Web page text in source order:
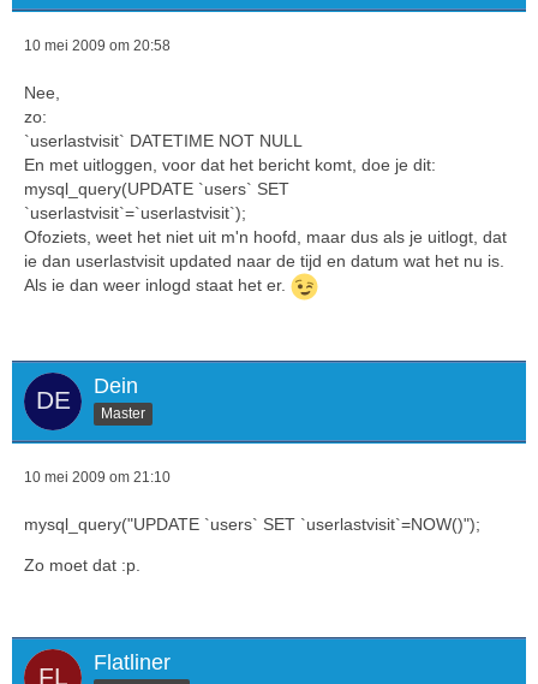
10 mei 2009 om 20:58
Nee,
zo:
`userlastvisit` DATETIME NOT NULL
En met uitloggen, voor dat het bericht komt, doe je dit:
mysql_query(UPDATE `users` SET
`userlastvisit`=`userlastvisit`);
Ofoziets, weet het niet uit m'n hoofd, maar dus als je uitlogt, dat
ie dan userlastvisit updated naar de tijd en datum wat het nu is.
Als ie dan weer inlogd staat het er.
Dein
Master
10 mei 2009 om 21:10
mysql_query("UPDATE `users` SET `userlastvisit`=NOW()");
Zo moet dat :p.
Flatliner